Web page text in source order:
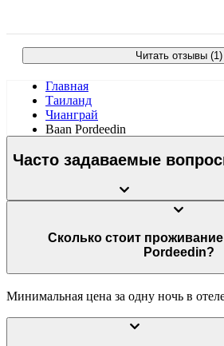
Читать отзывы (1)
Главная
Таиланд
Чианграй
Baan Pordeedin
Часто задаваемые
Сколько стоит проживание в отеле
Pordeedin?
Минимальная цена за одну ночь в